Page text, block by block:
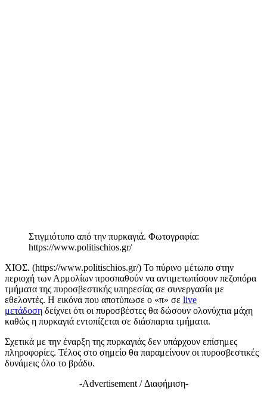
Στιγμιότυπο από την πυρκαγιά. Φωτογραφία:
https://www.politischios.gr/
ΧΙΟΣ. (https://www.politischios.gr/) Το πύρινο μέτωπο στην
περιοχή των Αρμολίων προσπαθούν να αντιμετωπίσουν πεζοπόρα
τμήματα της πυροσβεστικής υπηρεσίας σε συνεργασία με
εθελοντές. Η εικόνα που αποτύπωσε ο «π» σε live
μετάδοση δείχνει ότι οι πυροσβέστες θα δώσουν ολονύχτια μάχη
καθώς η πυρκαγιά εντοπίζεται σε διάσπαρτα τμήματα.
Σχετικά με την έναρξη της πυρκαγιάς δεν υπάρχουν επίσημες
πληροφορίες. Τέλος στο σημείο θα παραμείνουν οι πυροσβεστικές
δυνάμεις όλο το βράδυ.
-Advertisement / Διαφήμιση-